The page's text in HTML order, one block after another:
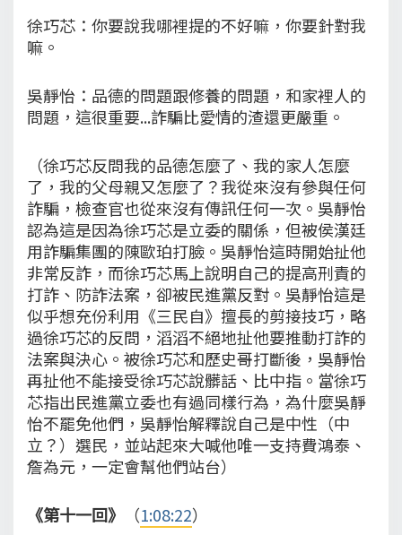
徐巧芯：你要說我哪裡提的不好嘛，你要針對我
嘛。
吳靜怡：品德的問題跟修養的問題，和家裡人的
問題，這很重要...詐騙比愛情的渣還更嚴重。
（徐巧芯反問我的品德怎麼了、我的家人怎麼
了，我的父母親又怎麼了？我從來沒有參與任何
詐騙，檢查官也從來沒有傳訊任何一次。吳靜怡
認為這是因為徐巧芯是立委的關係，但被侯漢廷
用詐騙集團的陳歐珀打臉。吳靜怡這時開始扯他
非常反詐，而徐巧芯馬上說明自己的提高刑責的
打詐、防詐法案，卻被民進黨反對。吳靜怡這是
似乎想充份利用《三民自》擅長的剪接技巧，略
過徐巧芯的反問，滔滔不絕地扯他要推動打詐的
法案與決心。被徐巧芯和歷史哥打斷後，吳靜怡
再扯他不能接受徐巧芯說髒話、比中指。當徐巧
芯指出民進黨立委也有過同樣行為，為什麼吳靜
怡不罷免他們，吳靜怡解釋說自己是中性（中
立？）選民，並站起來大喊他唯一支持費鴻泰、
詹為元，一定會幫他們站台）
《第十一回》 （1:08:22）